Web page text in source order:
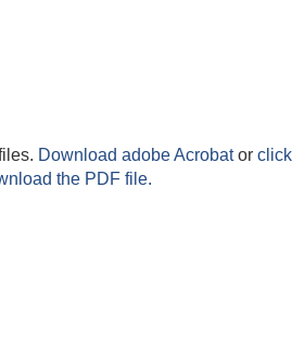
Download adobe Acrobator
the PDF file.